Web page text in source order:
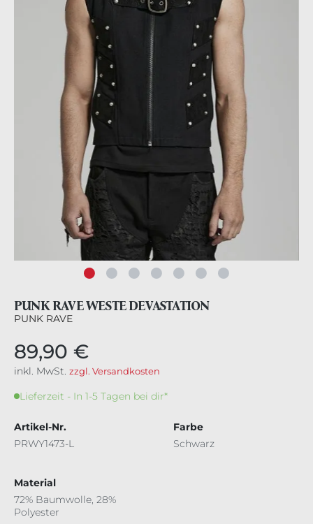
PUNK RAVE WESTE DEVASTATION
PUNK RAVE
89,90 €
inkl. MwSt. zzgl. Versandkosten
Lieferzeit - In 1-5 Tagen bei dir*
Artikel-Nr.
PRWY1473-L
Farbe
Schwarz
Material
72% Baumwolle, 28%
Polyester